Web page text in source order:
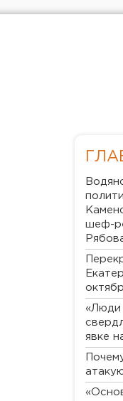
шеф-
«Люди
явке